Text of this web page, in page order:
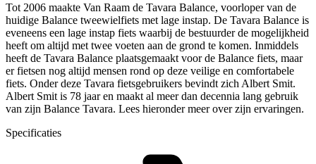
Tot 2006 maakte Van Raam de Tavara Balance, voorloper van de
huidige Balance tweewielfiets met lage instap. De Tavara Balance is
eveneens een lage instap fiets waarbij de bestuurder de mogelijkheid
heeft om altijd met twee voeten aan de grond te komen. Inmiddels
heeft de Tavara Balance plaatsgemaakt voor de Balance fiets, maar
er fietsen nog altijd mensen rond op deze veilige en comfortabele
fiets. Onder deze Tavara fietsgebruikers bevindt zich Albert Smit.
Albert Smit is 78 jaar en maakt al meer dan decennia lang gebruik
van zijn Balance Tavara. Lees hieronder meer over zijn ervaringen.
Specificaties